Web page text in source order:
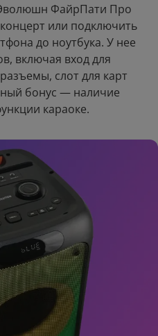
ФайрПати Про
или подключить
до ноутбука. У нее
включая вход для
слот для карт
бонус — наличие
караоке.